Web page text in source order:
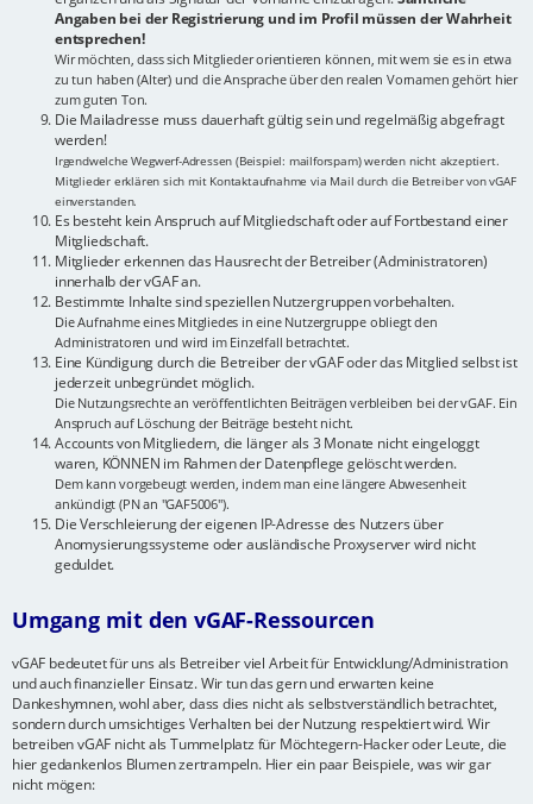
Angaben bei der Registrierung und im Profil müssen der Wahrheit
entsprechen!
Wir möchten, dass sich Mitglieder orientieren können, mit wem sie es in etwa
zu tun haben (Alter) und die Ansprache über den realen Vornamen gehört hier
zum guten Ton.
Die Mailadresse muss dauerhaft gültig sein und regelmäßig abgefragt
werden!
Irgendwelche Wegwerf-Adressen (Beispiel: mailforspam) werden nicht akzeptiert.
Mitglieder erklären sich mit Kontaktaufnahme via Mail durch die Betreiber von vGAF
einverstanden.
Es besteht kein Anspruch auf Mitgliedschaft oder auf Fortbestand einer
Mitgliedschaft.
Mitglieder erkennen das Hausrecht der Betreiber (Administratoren)
innerhalb der vGAF an.
Bestimmte Inhalte sind speziellen Nutzergruppen vorbehalten.
Die Aufnahme eines Mitgliedes in eine Nutzergruppe obliegt den
Administratoren und wird im Einzelfall betrachtet.
Eine Kündigung durch die Betreiber der vGAF oder das Mitglied selbst ist
jederzeit unbegründet möglich.
Die Nutzungsrechte an veröffentlichten Beiträgen verbleiben bei der vGAF. Ein
Anspruch auf Löschung der Beiträge besteht nicht.
Accounts von Mitgliedern, die länger als 3 Monate nicht eingeloggt
waren, KÖNNEN im Rahmen der Datenpflege gelöscht werden.
Dem kann vorgebeugt werden, indem man eine längere Abwesenheit
ankündigt (PN an "GAF5006").
Die Verschleierung der eigenen IP-Adresse des Nutzers über
Anomysierungssysteme oder ausländische Proxyserver wird nicht
geduldet.
Umgang mit den vGAF-Ressourcen
vGAF bedeutet für uns als Betreiber viel Arbeit für Entwicklung/Administration
und auch finanzieller Einsatz. Wir tun das gern und erwarten keine
Dankeshymnen, wohl aber, dass dies nicht als selbstverständlich betrachtet,
sondern durch umsichtiges Verhalten bei der Nutzung respektiert wird. Wir
betreiben vGAF nicht als Tummelplatz für Möchtegern-Hacker oder Leute, die
hier gedankenlos Blumen zertrampeln. Hier ein paar Beispiele, was wir gar
nicht mögen: